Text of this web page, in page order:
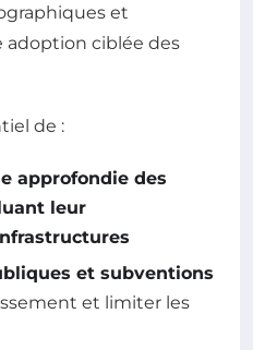
et
adoption ciblée des
de :
approfondie des
leur
et subventions
et limiter les